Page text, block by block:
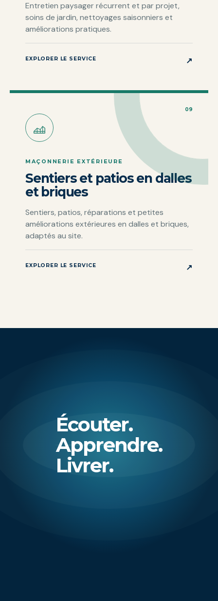
Entretien paysager récurrent et par projet,
soins de jardin, nettoyages saisonniers et
améliorations pratiques.
EXPLORER LE SERVICE ↗
09
MAÇONNERIE EXTÉRIEURE
Sentiers et patios en dalles
et briques
Sentiers, patios, réparations et petites
améliorations extérieures en dalles et briques,
adaptés au site.
EXPLORER LE SERVICE ↗
Écouter.
Apprendre.
Livrer.